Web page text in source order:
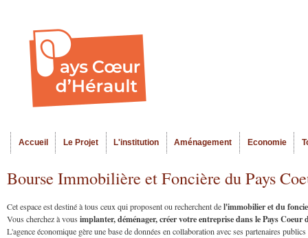
Menu principal
Accueil Le Projet L'institution Aménagement Economie
Bourse Immobilière et Foncière du Pays
Cet espace est destiné à tous ceux qui proposent ou recherchent del'immobilier et du
Vous cherchez à vous implanter, déménager, créer votre entreprise dans le Pays
L'agence économique gère une base de données en collaboration avec ses partenaires